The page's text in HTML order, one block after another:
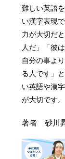
難しい英語
い漢字表現
力が大切だ
人だ」「彼
自分の事よ
る人です」
い英語や漢
が大切です
著者 砂川